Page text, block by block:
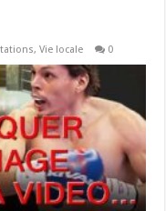
,Vie locale 0